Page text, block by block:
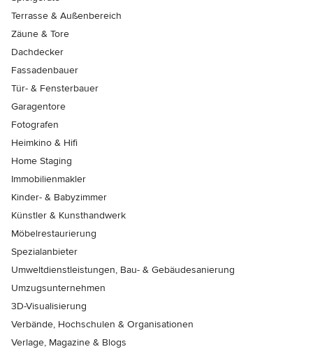
Terrasse & Außenbereich
Zäune & Tore
Dachdecker
Fassadenbauer
Tür- & Fensterbauer
Garagentore
Fotografen
Heimkino & Hifi
Home Staging
Immobilienmakler
Kinder- & Babyzimmer
Künstler & Kunsthandwerk
Möbelrestaurierung
Spezialanbieter
Umweltdienstleistungen, Bau- & Gebäudesanierung
Umzugsunternehmen
3D-Visualisierung
Verbände, Hochschulen & Organisationen
Verlage, Magazine & Blogs